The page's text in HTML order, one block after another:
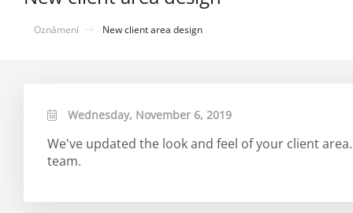
Oznámení New client area design
Wednesday, November 6, 2019
We've updated the look and feel of your client
team.